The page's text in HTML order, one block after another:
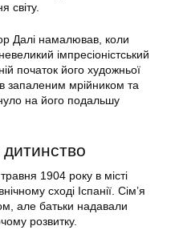
світу.
Далі намалював, коли
імпресіоністський
початок його художньої
запаленим мрійником та
на його подальшу
1904 року в місті
сході Іспанії. Сім’я
але батьки надавали
розвитку.